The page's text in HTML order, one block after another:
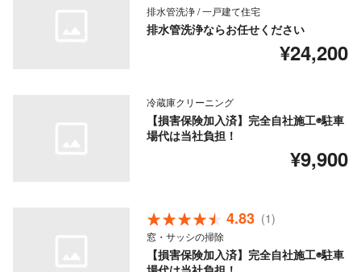
排水管洗浄 / 一戸建て住宅
排水管洗浄ならお任せください
¥24,200
冷蔵庫クリーニング
【損害保険加入済】完全自社施工◉駐車
場代は当社負担！
¥9,900
4.83 (1)
窓・サッシの掃除
【損害保険加入済】完全自社施工◉駐車